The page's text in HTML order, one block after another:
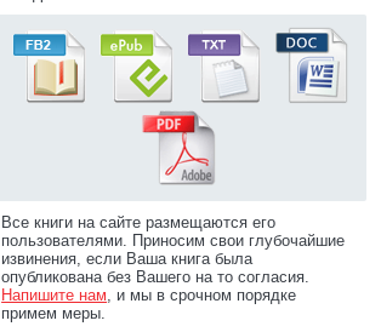
Все книги на сайте размещаются его
пользователями. Приносим свои глубочайшие
извинения, если Ваша книга была
опубликована без Вашего на то согласия.
Напишите нам, и мы в срочном порядке
примем меры.